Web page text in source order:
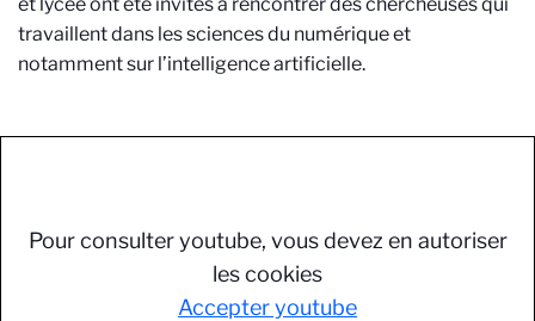
travaillent dans les sciences du numérique et
notamment sur l’intelligence artificielle.
Pour consulter youtube, vous devez en autoriser
les cookies
Accepter youtube